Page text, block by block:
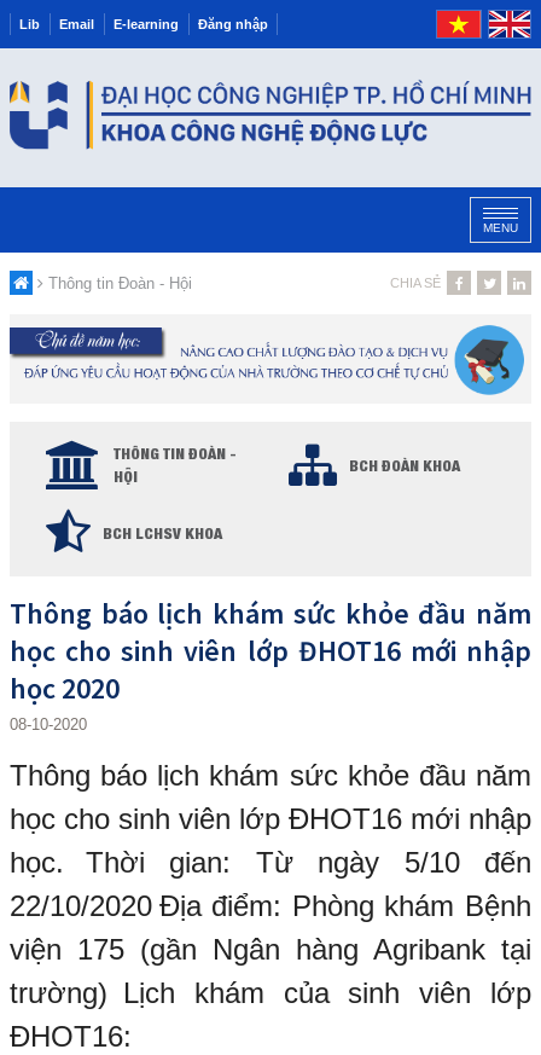
Lib Email E-learning Đăng nhập
MENU
Thông tin Đoàn - Hội CHIA SẺ
THÔNG TIN ĐOÀN -
HỘI
BCH ĐOÀN KHOA
BCH LCHSV KHOA
Thông báo lịch khám sức khỏe đầu năm
học cho sinh viên lớp ĐHOT16 mới nhập
học 2020
08-10-2020
Thông báo lịch khám sức khỏe đầu năm
học cho sinh viên lớp ĐHOT16 mới nhập
học.
Thời gian: Từ ngày 5/10 đến
22/10/2020 Địa điểm: Phòng khám Bệnh
viện 175 (gần Ngân hàng Agribank tại
trường) Lịch khám của sinh viên lớp
ĐHOT16: